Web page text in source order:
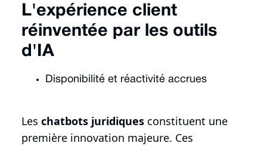
L'expérience client
réinventée par les outils
d'IA
Disponibilité et réactivité accrues
Les chatbots juridiques constituent une
première innovation majeure. Ces